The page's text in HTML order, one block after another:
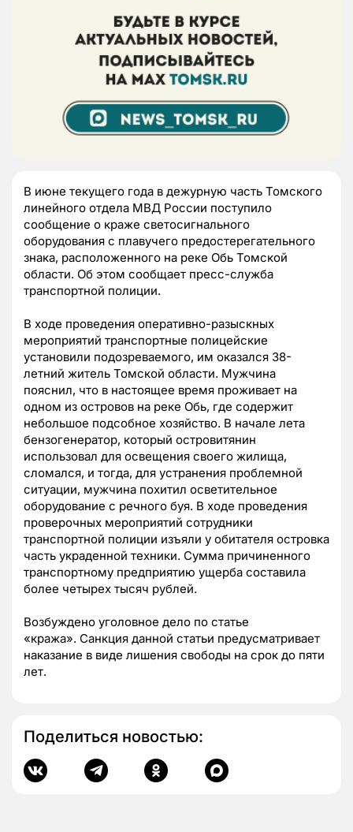
В июне текущего года в дежурную часть Томского
линейного отдела МВД России поступило
сообщение о краже светосигнального
оборудования с плавучего предостерегательного
знака, расположенного на реке Обь Томской
области. Об этом сообщает пресс-служба
транспортной полиции.
В ходе проведения оперативно-разыскных
мероприятий транспортные полицейские
установили подозреваемого, им оказался 38-
летний житель Томской области. Мужчина
пояснил, что в настоящее время проживает на
одном из островов на реке Обь, где содержит
небольшое подсобное хозяйство. В начале лета
бензогенератор, который островитянин
использовал для освещения своего жилища,
сломался, и тогда, для устранения проблемной
ситуации, мужчина похитил осветительное
оборудование с речного буя. В ходе проведения
проверочных мероприятий сотрудники
транспортной полиции изъяли у обитателя островка
часть украденной техники. Сумма причиненного
транспортному предприятию ущерба составила
более четырех тысяч рублей.
Возбуждено уголовное дело по статье
«кража». Санкция данной статьи предусматривает
наказание в виде лишения свободы на срок до пяти
лет.
Поделиться новостью: